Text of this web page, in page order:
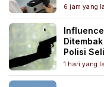
6 jam yang
Polisi
1 hari yang